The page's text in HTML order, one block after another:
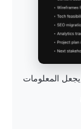
اعثر على ما تحتاجه في ثوانٍ — ClickUp Brain يجعل المعلومات